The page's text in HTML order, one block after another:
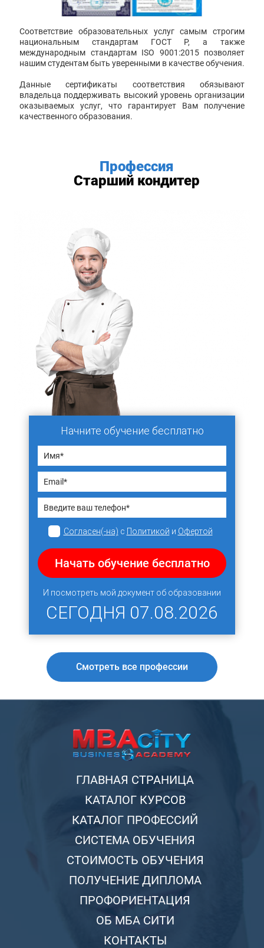
Соответствие образовательных услуг самым строгим
национальным стандартам ГОСТ Р, а также
международным стандартам ISO 9001:2015 позволяет
нашим студентам быть уверенными в качестве обучения.
Данные сертификаты соответствия обязывают
владельца поддерживать высокий уровень организации
оказываемых услуг, что гарантирует Вам получение
качественного образования.
Профессия
Старший кондитер
Начните обучение бесплатно
Согласен(-на) с Политикой и Офертой
Начать обучение бесплатно
И посмотреть мой документ об образовании
СЕГОДНЯ 07.08.2026
Смотреть все профессии
ГЛАВНАЯ СТРАНИЦА
КАТАЛОГ КУРСОВ
КАТАЛОГ ПРОФЕССИЙ
СИСТЕМА ОБУЧЕНИЯ
СТОИМОСТЬ ОБУЧЕНИЯ
ПОЛУЧЕНИЕ ДИПЛОМА
ПРОФОРИЕНТАЦИЯ
ОБ МБА СИТИ
КОНТАКТЫ